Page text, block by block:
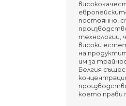
постоянно,
технологии,
високи
на
им за
Белгия
което прави